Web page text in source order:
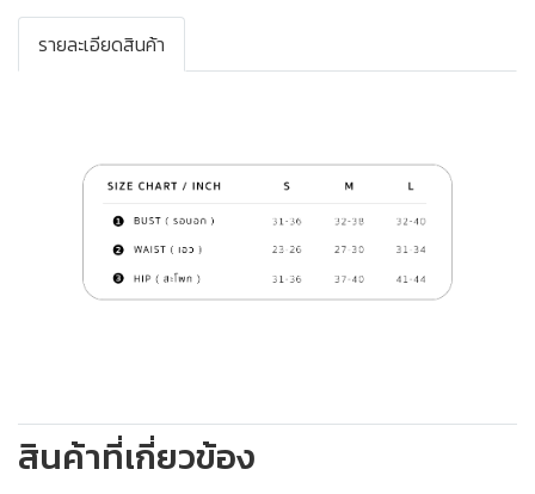
รายละเอียดสินค้า
สินค้าที่เกี่ยวข้อง